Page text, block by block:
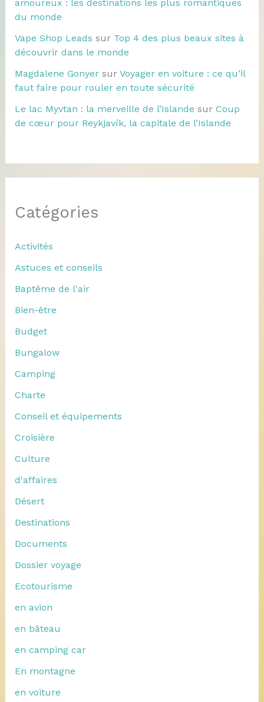
amoureux : les destinations les plus romantiques
du monde
Vape Shop Leads sur Top 4 des plus beaux sites à
découvrir dans le monde
Magdalene Gonyersur Voyager en voiture : ce qu’il
faut faire pour rouler en toute sécurité
Le lac Myvtan : la merveille de l’Islande sur Coup
de cœur pour Reykjavík, la capitale de l’Islande
Catégories
Activités
Astuces et conseils
Baptême de l'air
Bien-être
Budget
Bungalow
Camping
Charte
Conseil et équipements
Croisière
Culture
d'affaires
Désert
Destinations
Documents
Dossier voyage
Ecotourisme
en avion
en bâteau
en camping car
En montagne
en voiture